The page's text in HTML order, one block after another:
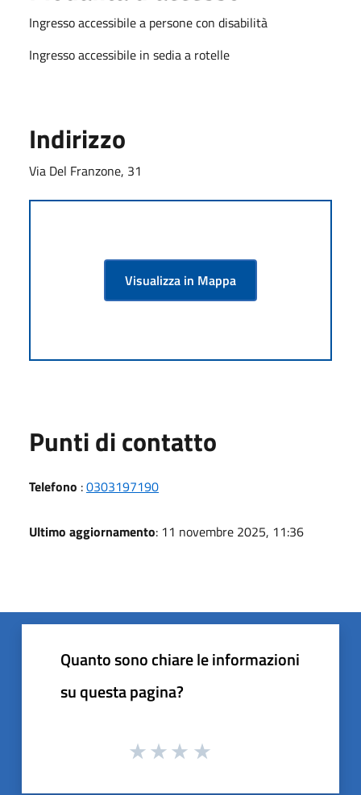
Ingresso accessibile a persone con disabilità
Ingresso accessibile in sedia a rotelle
Indirizzo
Via Del Franzone, 31
Visualizza in Mappa
Punti di contatto
Telefono :0303197190
Ultimo aggiornamento: 11 novembre 2025, 11:36
Quanto sono chiare le informazioni
su questa pagina?